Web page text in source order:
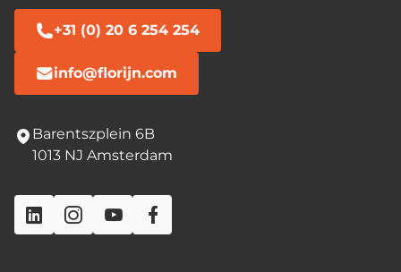
+31 (0) 20 6 254 254
info@florijn.com
Barentszplein 6B
1013 NJ Amsterdam